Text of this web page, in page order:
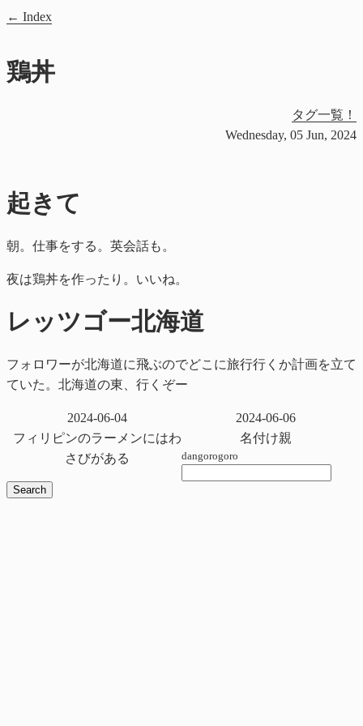
Index
鶏丼
タグ一覧！
Wednesday, 05 Jun, 2024
起きて
朝。仕事をする。英会話も。
夜は鶏丼を作ったり。いいね。
レッツゴー北海道
フォロワーが北海道に飛ぶのでどこに旅行行くか計画を立て
ていた。北海道の東、行くぞー
2024-06-04
フィリピンのラーメンにはわ
さびがある
2024-06-06
名付け親
dangorogoro